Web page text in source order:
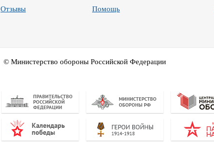
Отзывы Помощь
© Министерство обороны Российской Федерации